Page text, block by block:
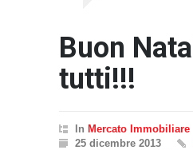
Buon
tutti!!!
In Mercato Immobiliare
25 dicembre 2013